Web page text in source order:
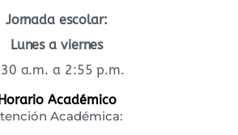
Jornada escolar:
Lunes a viernes
a.m. a 2:55 p.m.
Horario Académico
Académica: